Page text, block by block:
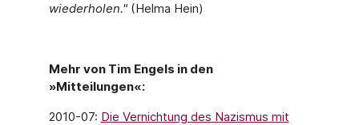
wiederholen."(Helma Hein)
Mehr von Tim Engels in den
»Mitteilungen«:
2010-07: Die Vernichtung des Nazismus mit